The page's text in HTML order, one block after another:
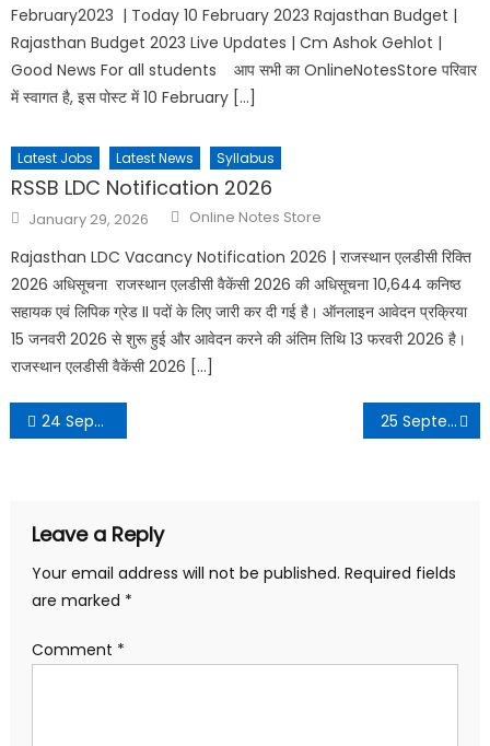
February2023 | Today 10 February 2023 Rajasthan Budget |
Rajasthan Budget 2023 Live Updates | Cm Ashok Gehlot |
Good News For all students आप सभी का OnlineNotesStore परिवार
में स्वागत है, इस पोस्ट में 10 February […]
Latest Jobs Latest News Syllabus
RSSB LDC Notification 2026
January 29, 2026 Online Notes Store
Rajasthan LDC Vacancy Notification 2026 | राजस्थान एलडीसी रिक्ति
2026 अधिसूचना राजस्थान एलडीसी वैकेंसी 2026 की अधिसूचना 10,644 कनिष्ठ
सहायक एवं लिपिक ग्रेड II पदों के लिए जारी कर दी गई है। ऑनलाइन आवेदन प्रक्रिया
15 जनवरी 2026 से शुरू हुई और आवेदन करने की अंतिम तिथि 13 फरवरी 2026 है।
राजस्थान एलडीसी वैकेंसी 2026 […]
24 September 2022 Daily Current Affairs in Hindi PDF 25 September 2022 Daily Current Affairs in Hindi PDF
Leave a Reply
Your email address will not be published. Required fields
are marked *
Comment *